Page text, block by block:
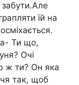
їй на
Ти що,
Очі
ж ти? Он яка
так, щоб